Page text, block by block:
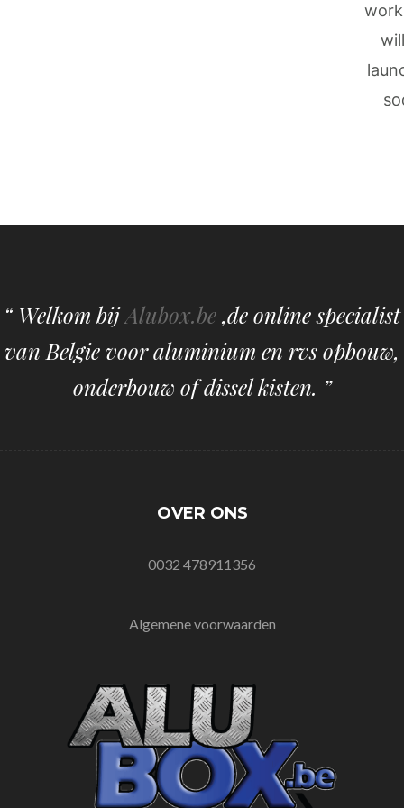
“ Welkom bijAlubox.be,de online specialist
van Belgie voor aluminium en rvs opbouw,
onderbouw of dissel kisten. ”
OVER ONS
0032 478911356
Algemene voorwaarden